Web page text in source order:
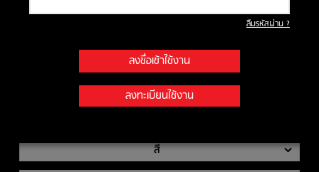
ค้นหารถที่ต้องการ
ยี่ห้อ
รุ่น
สี
ลืมรหัสผ่าน ?
ลงชื่อเข้าใช้งาน
ลงทะเบียนใช้งาน